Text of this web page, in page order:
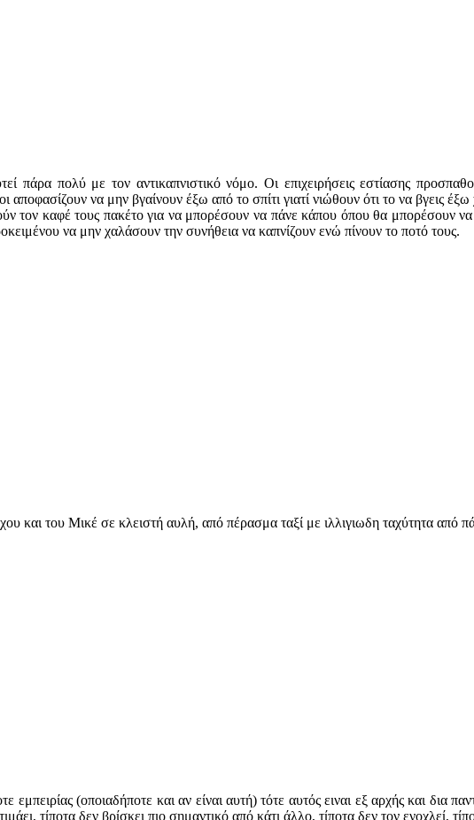
πολύ με τον αντικαπνιστικό νόμο. Οι επιχειρήσεις εστίασης
να μην βγαίνουν έξω από το σπίτι γιατί νιώθουν ότι το να βγεις έξω
τον καφέ τους πακέτο για να μπορέσουν να πάνε κάπου όπου θα μπορέσουν
να μην χαλάσουν την συνήθεια να καπνίζουν ενώ πίνουν το ποτό τους.
και του Μικέ σε κλειστή αυλή, από πέρασμα ταξί με ιλλιγιωδη ταχύτητα από
(οποιαδήποτε και αν είναι αυτή) τότε αυτός ειναι εξ αρχής και δια
τίποτα δεν βρίσκει πιο σημαντικό από κάτι άλλο, τίποτα δεν τον ενοχλεί,